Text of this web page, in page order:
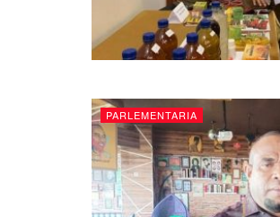
PARLEMENTARIA